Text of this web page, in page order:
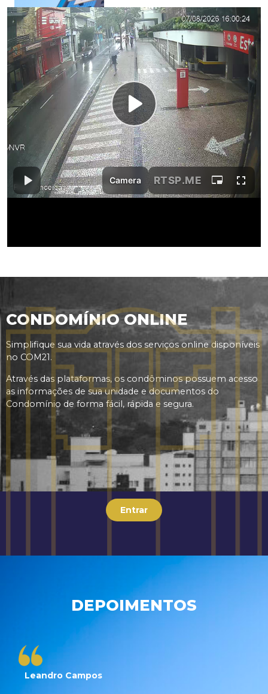
CONDOMÍNIO ONLINE
Simplifique sua vida através dos serviços online disponíveis
no COM21.
Através das plataformas, os condôminos possuem acesso
as informações de sua unidade e documentos do
Condomínio de forma fácil, rápida e segura.
Entrar
DEPOIMENTOS
Leandro Campos